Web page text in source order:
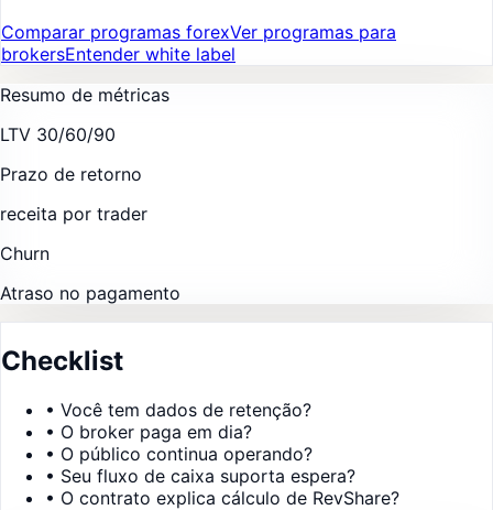
Comparar programas forexVer programas para
brokersEntender white label
Resumo de métricas
LTV 30/60/90
Prazo de retorno
receita por trader
Churn
Atraso no pagamento
Checklist
• Você tem dados de retenção?
• O broker paga em dia?
• O público continua operando?
• Seu fluxo de caixa suporta espera?
• O contrato explica cálculo de RevShare?